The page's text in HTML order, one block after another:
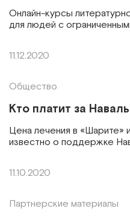
Онлайн-курсы
для людей с
11.12.2020
Общество
Кто платит за
Цена лечения в «Шарите»
известно о поддержке
11.10.2020
Партнерские материалы